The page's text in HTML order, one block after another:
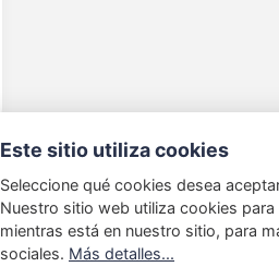
Este sitio utiliza cookies
Seleccione qué cookies desea
Nuestro sitio web utiliza cookies
mientras está en nuestro sitio, para
sociales. Más detalles...